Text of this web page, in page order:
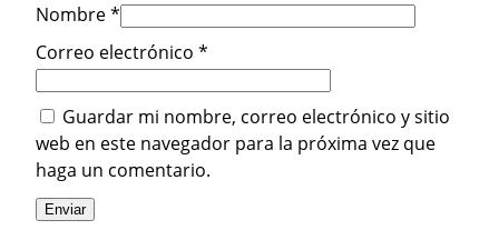
i
d
a
Nombre*
Correo electrónico *
Guardar mi nombre, correo electrónico y sitio
web en este navegador para la próxima vez que
haga un comentario.